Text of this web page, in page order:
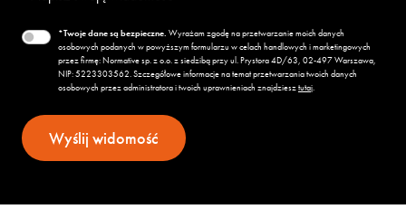
*Twoje dane są bezpieczne. Wyrażam zgodę na przetwarzanie moich danych
osobowych podanych w powyższym formularzu w celach handlowych i marketingowych
przez firmę: Normative sp. z o.o. z siedzibą przy ul. Prystora 4D/63, 02-497 Warszawa,
NIP:5223303562. Szczegółowe informacje na temat przetwarzania twoich danych
osobowych przez administratora i twoich uprawnieniach znajdziesztutaj.